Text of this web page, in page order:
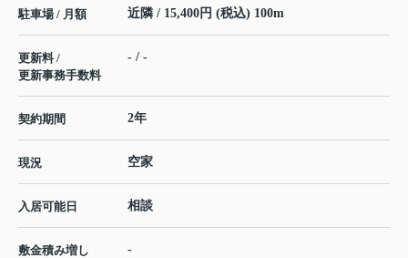
駐車場 / 月額 近隣 / 15,400円 (税込) 100m
更新料 /
更新事務手数料
- / -
契約期間 2年
現況 空家
入居可能日 相談
敷金積み増し -